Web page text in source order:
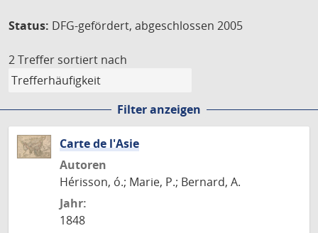
Status: DFG-gefördert, abgeschlossen 2005
2 Treffer sortiert nach
Filter anzeigen
Carte de l'Asie
Autoren
Hérisson, ó.; Marie, P.; Bernard, A.
Jahr:
1848